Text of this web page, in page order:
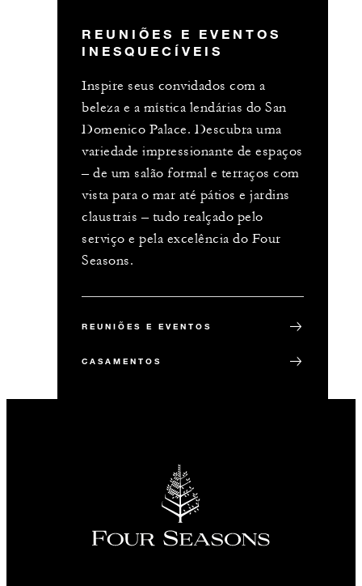
REUNIÕES E EVENTOS
INESQUECÍVEIS
Inspire seus convidados com a
beleza e a mística lendárias do San
Domenico Palace. Descubra uma
variedade impressionante de espaços
– de um salão formal e terraços com
vista para o mar até pátios e jardins
claustrais – tudo realçado pelo
serviço e pela excelência do Four
Seasons.
REUNIÕES E EVENTOS
CASAMENTOS